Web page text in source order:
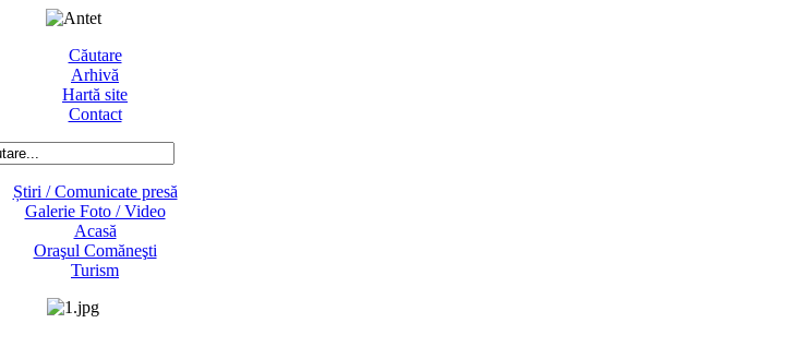
Căutare
Arhivă
Hartă site
Contact
Știri / Comunicate presă
Galerie Foto / Video
Acasă
Oraşul Comăneşti
Turism